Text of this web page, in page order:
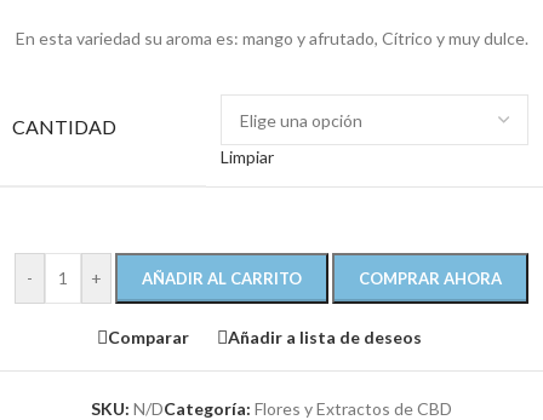
En esta variedad su aroma es: mango y afrutado, Cítrico y muy dulce.
CANTIDAD
Limpiar
- + AÑADIR AL CARRITO COMPRAR AHORA
Comparar Añadir a lista de deseos
SKU: N/DCategoría: Flores y Extractos de CBD